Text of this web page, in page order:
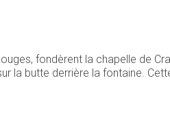
fondèrent la chapelle de
la butte derrière la fontaine.